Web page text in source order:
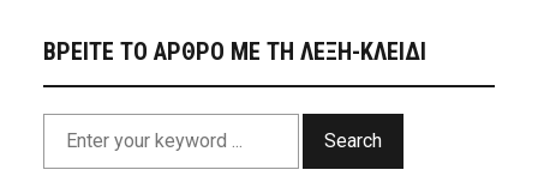
ΒΡΕΙΤΕ ΤΟ ΑΡΘΡΟ ΜΕ ΤΗ ΛΕΞΗ-ΚΛΕΙΔΙ
Search